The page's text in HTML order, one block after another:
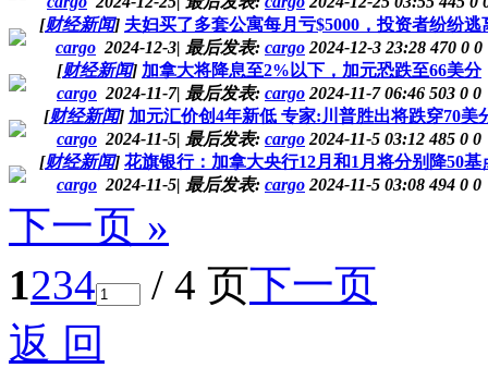
[财经新闻] 夫妇买了多套公寓每月亏$5000，投资者纷纷逃
cargo 2024-12-3| 最后发表: cargo 2024-12-3 23:28470 0 0
[财经新闻] 加拿大将降息至2%以下，加元恐跌至66美分
cargo 2024-11-7| 最后发表: cargo 2024-11-7 06:46 503 0 0
[财经新闻] 加元汇价创4年新低 专家:川普胜出将跌穿70美
cargo 2024-11-5| 最后发表: cargo 2024-11-5 03:12485 0 0
[财经新闻] 花旗银行：加拿大央行12月和1月将分别降50基
cargo 2024-11-5| 最后发表: cargo 2024-11-5 03:08494 0 0
下一页 »
1234 / 4 页下一页
返 回